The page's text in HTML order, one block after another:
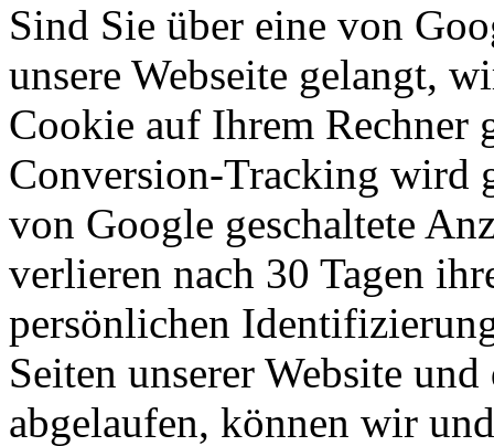
Sind Sie über eine von
unsere Webseite gelangt,
Cookie auf Ihrem Rechner
Conversion-Tracking wird
von Google geschaltete
verlieren nach 30 Tagen
persönlichen
Seiten unserer Website
abgelaufen, können wir